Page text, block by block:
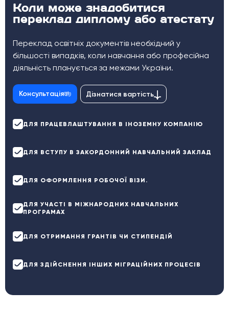
Коли може знадобитися
переклад диплому або атестату
Переклад освітніх документів необхідний у
більшості випадків, коли навчання або професійна
діяльність планується за межами України.
Консультація Дізнатися вартість
ДЛЯ ПРАЦЕВЛАШТУВАННЯ В ІНОЗЕМНУ КОМПАНІЮ
ДЛЯ ВСТУПУ В ЗАКОРДОННИЙ НАВЧАЛЬНИЙ ЗАКЛАД
ДЛЯ ОФОРМЛЕННЯ РОБОЧОЇ ВІЗИ.
ДЛЯ УЧАСТІ В МІЖНАРОДНИХ НАВЧАЛЬНИХ
ПРОГРАМАХ
ДЛЯ ОТРИМАННЯ ГРАНТІВ ЧИ СТИПЕНДІЙ
ДЛЯ ЗДІЙСНЕННЯ ІНШИХ МІГРАЦІЙНИХ ПРОЦЕСІВ